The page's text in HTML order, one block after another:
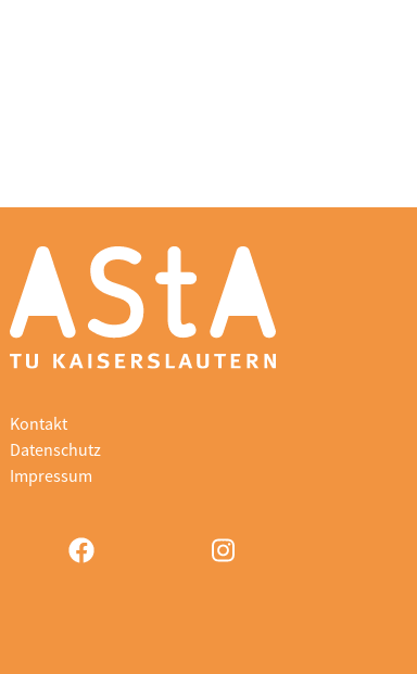
Kontakt
Datenschutz
Impressum